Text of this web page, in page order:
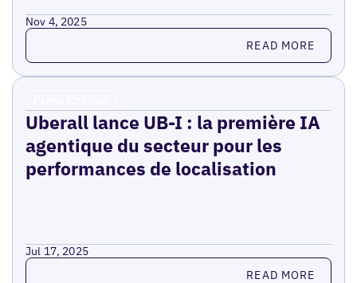
Nov 4, 2025
Read more READ MORE
Uberall lance UB-I : la première IA
agentique du secteur pour les
performances de localisation
Jul 17, 2025
Read more READ MORE